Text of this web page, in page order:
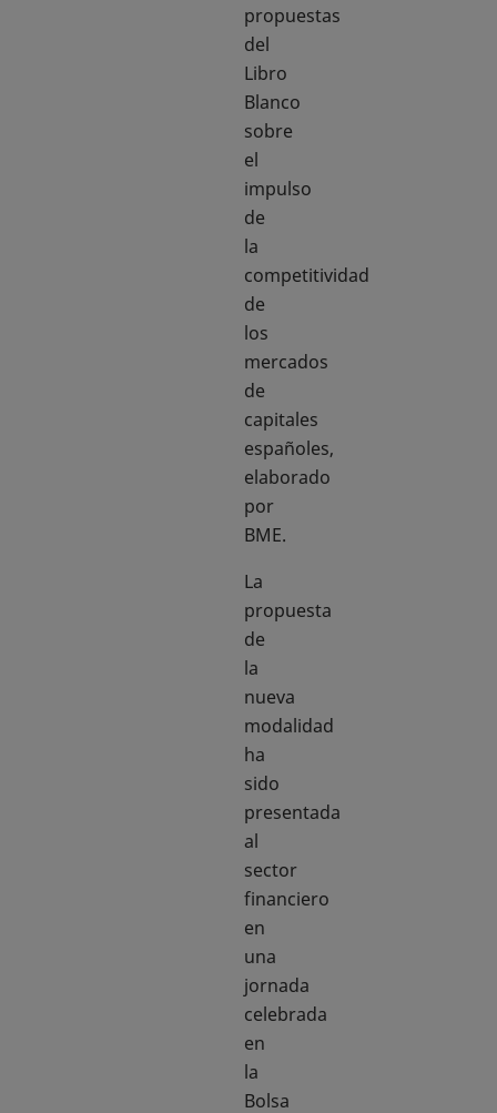
propuestas
del
Libro
Blanco
sobre
el
impulso
de
la
competitividad
de
los
mercados
de
capitales
españoles,
elaborado
por
BME.
La
propuesta
de
la
nueva
modalidad
ha
sido
presentada
al
sector
financiero
en
una
jornada
celebrada
en
la
Bolsa